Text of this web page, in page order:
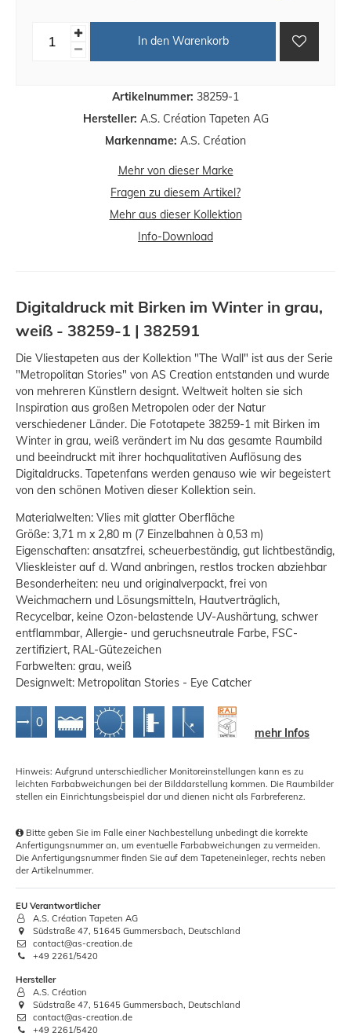
Artikelnummer: 38259-1
Hersteller: A.S. Création Tapeten AG
Markenname: A.S. Création
In den Warenkorb
Mehr von dieser Marke
Fragen zu diesem Artikel?
Mehr aus dieser Kollektion
Info-Download
Digitaldruck mit Birken im Winter in grau,
weiß - 38259-1 | 382591
Die Vliestapeten aus der Kollektion "The Wall" ist aus der Serie
"Metropolitan Stories" von AS Creation entstanden und wurde
von mehreren Künstlern designt. Weltweit holten sie sich
Inspiration aus großen Metropolen oder der Natur
verschiedener Länder. Die Fototapete 38259-1 mit Birken im
Winter in grau, weiß verändert im Nu das gesamte Raumbild
und beeindruckt mit ihrer hochqualitativen Auflösung des
Digitaldrucks. Tapetenfans werden genauso wie wir begeistert
von den schönen Motiven dieser Kollektion sein.
Materialwelten: Vlies mit glatter Oberfläche
Größe: 3,71 m x 2,80 m (7 Einzelbahnen à 0,53 m)
Eigenschaften: ansatzfrei, scheuerbeständig, gut lichtbeständig,
Vlieskleister auf d. Wand anbringen, restlos trocken abziehbar
Besonderheiten: neu und originalverpackt, frei von
Weichmachern und Lösungsmitteln, Hautverträglich,
Recycelbar, keine Ozon-belastende UV-Aushärtung, schwer
entflammbar, Allergie- und geruchsneutrale Farbe, FSC-
zertifiziert, RAL-Gütezeichen
Farbwelten: grau, weiß
Designwelt: Metropolitan Stories - Eye Catcher
mehr Infos
Hinweis: Aufgrund unterschiedlicher Monitoreinstellungen kann es zu
leichten Farbabweichungen bei der Bilddarstellung kommen. Die Raumbilder
stellen ein Einrichtungsbeispiel dar und dienen nicht als Farbreferenz.
Bitte geben Sie im Falle einer Nachbestellung unbedingt die korrekte
Anfertigungsnummer an, um eventuelle Farbabweichungen zu vermeiden.
Die Anfertigungsnummer finden Sie auf dem Tapeteneinleger, rechts neben
der Artikelnummer.
EU Verantwortlicher
A.S. Création Tapeten AG
Südstraße 47, 51645 Gummersbach, Deutschland
contact@as-creation.de
+49 2261/5420
Hersteller
A.S. Création
Südstraße 47, 51645 Gummersbach, Deutschland
contact@as-creation.de
+49 2261/5420